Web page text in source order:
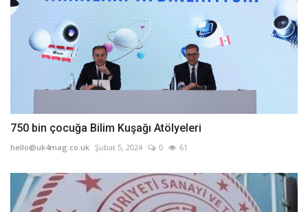
750 bin çocuğa Bilim Kuşağı Atölyeleri
hello@uk4mag.co.uk Şubat 5, 2024 0 61